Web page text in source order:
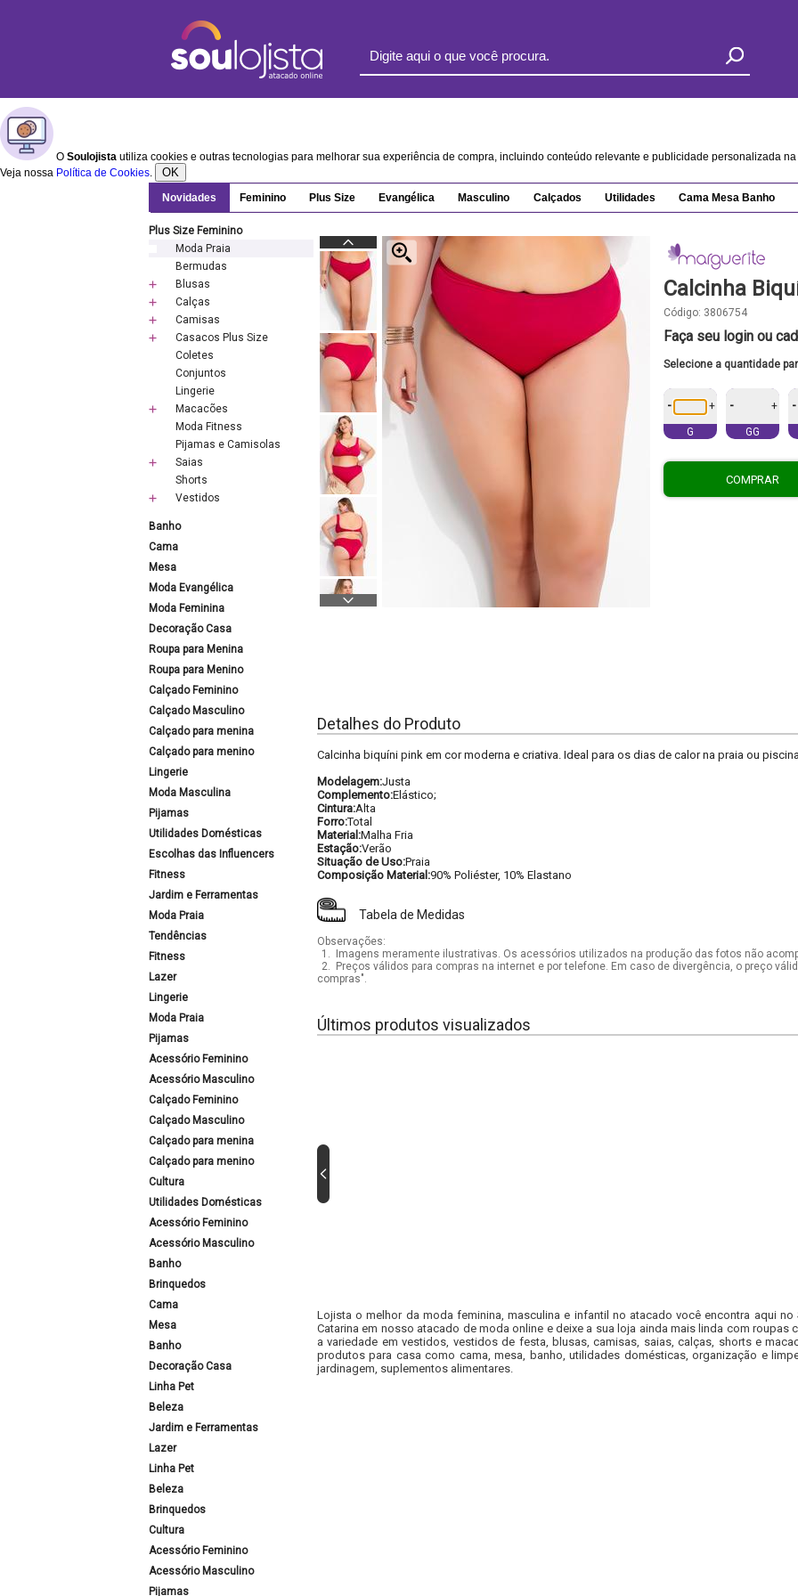
O Soulojista utiliza cookies e outras tecnologias para melhorar sua experiência de compra, incluindo conteúdo relevante e publicidade personalizada
Veja nossa Política de Cookies. OK
Novidades Feminino Plus Size Evangélica Masculino Calçados Utilidades Cama Mesa Banho
Plus Size Feminino
Moda Praia
Bermudas
Blusas
Calças
Camisas
Casacos Plus Size
Coletes
Conjuntos
Lingerie
Macacões
Moda Fitness
Pijamas e Camisolas
Saias
Shorts
Vestidos
Banho
Cama
Mesa
Moda Evangélica
Moda Feminina
Decoração Casa
Roupa para Menina
Roupa para Menino
Calçado Feminino
Calçado Masculino
Calçado para menina
Calçado para menino
Lingerie
Moda Masculina
Pijamas
Utilidades Domésticas
Escolhas das Influencers
Fitness
Jardim e Ferramentas
Moda Praia
Tendências
Fitness
Lazer
Lingerie
Moda Praia
Pijamas
Acessório Feminino
Acessório Masculino
Calçado Feminino
Calçado Masculino
Calçado para menina
Calçado para menino
Cultura
Utilidades Domésticas
Acessório Feminino
Acessório Masculino
Banho
Brinquedos
Cama
Mesa
Banho
Decoração Casa
Linha Pet
Beleza
Jardim e Ferramentas
Lazer
Linha Pet
Beleza
Brinquedos
Cultura
Acessório Feminino
Acessório Masculino
Pijamas
Calcinha
Código: 3806754
Faça seu login ou
Selecione a quantidade
- +
G
- +
GG
-
COMPRAR
Detalhes do Produto
Calcinha biquíni pink em cor moderna e criativa. Ideal para os dias de calor na praia ou
Modelagem:Justa
Complemento:Elástico;
Cintura:Alta
Forro:Total
Material:Malha Fria
Estação:Verão
Situação de Uso:Praia
Composição Material:90% Poliéster, 10% Elastano
Tabela de Medidas
Observações:
1.
Imagens meramente ilustrativas. Os acessórios utilizados na produção das fotos não
2.
Preços válidos para compras na internet e por telefone. Em caso de divergência, o preço
compras".
Últimos produtos visualizados
Lojista o melhor da moda feminina, masculina e infantil no atacado você encontra aqui no
Catarina em nosso atacado de moda online e deixe a sua loja ainda mais linda com roupas
a variedade em vestidos, vestidos de festa, blusas, camisas, saias, calças, shorts e
produtos para casa como cama, mesa, banho, utilidades domésticas, organização e
jardinagem, suplementos alimentares.